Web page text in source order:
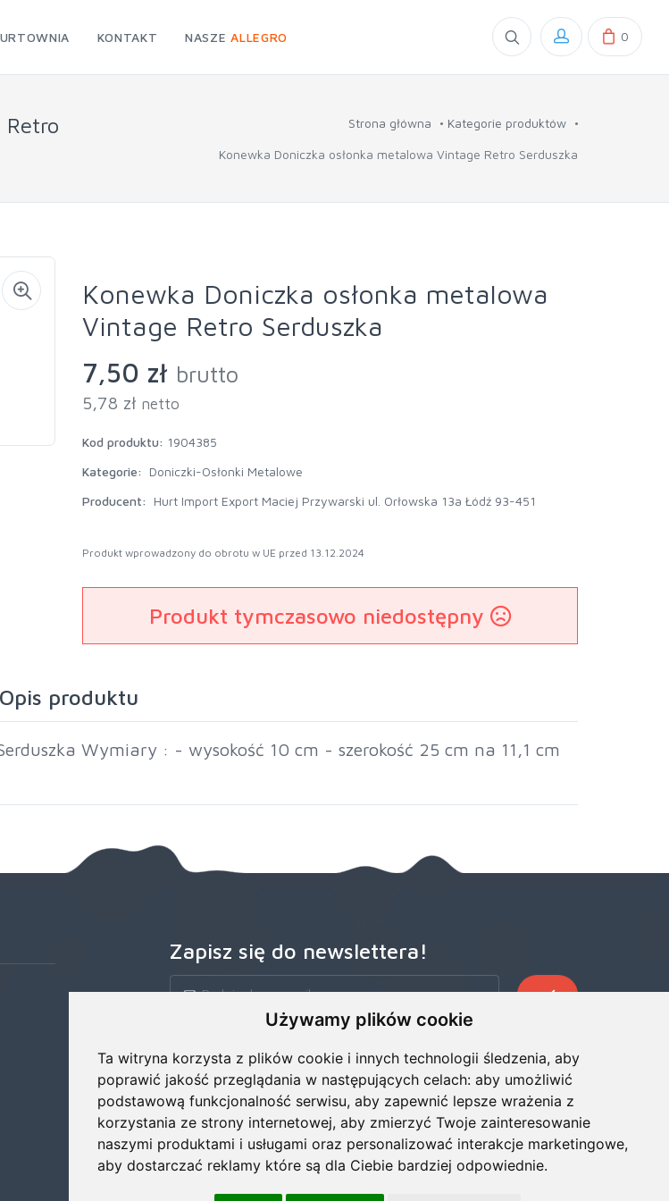
Używamy plików cookie
Ta witryna korzysta z plików cookie i innych technologii śledzenia, aby
poprawić jakość przeglądania w następujących celach: aby umożliwić
podstawową funkcjonalność serwisu, aby zapewnić lepsze wrażenia z
korzystania ze strony internetowej, aby zmierzyć Twoje zainteresowanie
naszymi produktami i usługami oraz personalizować interakcje marketingowe,
aby dostarczać reklamy które są dla Ciebie bardziej odpowiednie.
KONTAKT NASZEALLEGRO 0
Retro
Strona główna Kategorie produktów
Konewka Doniczka osłonka metalowa Vintage Retro Serduszka
Konewka Doniczka osłonka metalowa
Vintage Retro Serduszka
7,50 zł brutto
5,78 zł netto
Kod produktu: 1904385
Kategorie:
Doniczki-Osłonki Metalowe
Producent:
Hurt Import Export Maciej Przywarski ul. Orłowska 13a Łódź 93-451
Produkt wprowadzony do obrotu w UE przed 13.12.2024
Produkt tymczasowo niedostępny
Opis produktu
Wymiary : - wysokość 10 cm - szerokość 25 cm na 11,1 cm
Zapisz się do newslettera!
Zapisz się do naszego Newslettera, aby otrzymywać wczesne oferty